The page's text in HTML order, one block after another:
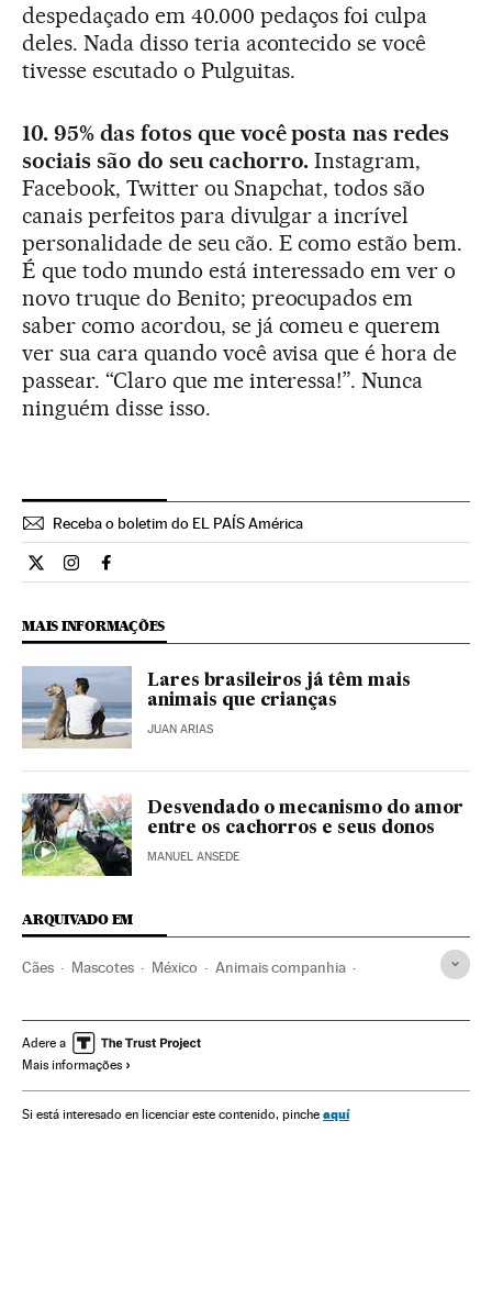
despedaçado em 40.000 pedaços foi culpa
deles. Nada disso teria acontecido se você
tivesse escutado o Pulguitas.
10. 95% das fotos que você posta nas redes
sociais são do seu cachorro. Instagram,
Facebook, Twitter ou Snapchat, todos são
canais perfeitos para divulgar a incrível
personalidade de seu cão. E como estão bem.
É que todo mundo está interessado em ver o
novo truque do Benito; preocupados em
saber como acordou, se já comeu e querem
ver sua cara quando você avisa que é hora de
passear. “Claro que me interessa!”. Nunca
ninguém disse isso.
Receba o boletim do EL PAÍS América
Estilo El País Brasil en Twitter
Estilo El País Brasil en Instagram
Estilo El País Brasil en Facebook
MAIS INFORMAÇÕES
Lares brasileiros já têm mais
animais que crianças
JUAN ARIAS
Desvendado o mecanismo do amor
entre os cachorros e seus donos
MANUEL ANSEDE
ARQUIVADO EM
Cães Mascotes México Animais companhia
Verne
Adere a
Mais informações
Si está interesado en licenciar este contenido, pinche aquí